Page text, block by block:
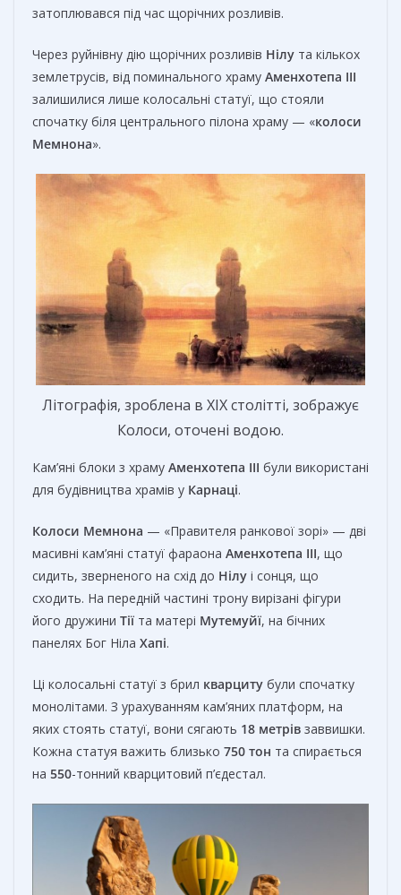
затоплювався під час щорічних розливів.
Через руйнівну дію щорічних розливів Нілу та кількох
землетрусів, від поминального храму Аменхотепа III
залишилися лише колосальні статуї, що стояли
спочатку біля центрального пілона храму — «колоси
Мемнона».
Літографія, зроблена в XIX столітті, зображує
Колоси, оточені водою.
Кам’яні блоки з храму Аменхотепа III були використані
для будівництва храмів у Карнаці.
Колоси Мемнона — «Правителя ранкової зорі» — дві
масивні кам’яні статуї фараона Аменхотепа III, що
сидить, зверненого на схід до Нілу і сонця, що
сходить. На передній частині трону вирізані фігури
його дружини Тії та матері Мутемуйї, на бічних
панелях Бог Ніла Хапі.
Ці колосальні статуї з брил кварциту були спочатку
монолітами. З урахуванням кам’яних платформ, на
яких стоять статуї, вони сягають 18 метрів заввишки.
Кожна статуя важить близько 750 тон та спирається
на 550-тонний кварцитовий п’єдестал.